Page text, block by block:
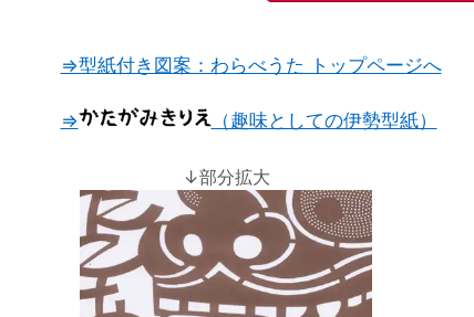
⇒型紙付き図案：わらべうた トップページへ
⇒ （趣味としての伊勢型紙）
↓部分拡大